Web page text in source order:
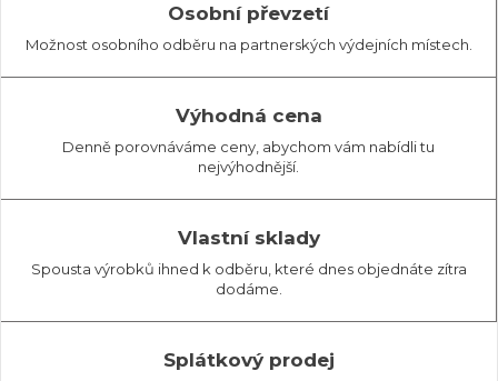
Osobní převzetí
Možnost osobního odběru na partnerských výdejních místech.
Výhodná cena
Denně porovnáváme ceny, abychom vám nabídli tu
nejvýhodnější.
Vlastní sklady
Spousta výrobků ihned k odběru, které dnes objednáte zítra
dodáme.
Splátkový prodej